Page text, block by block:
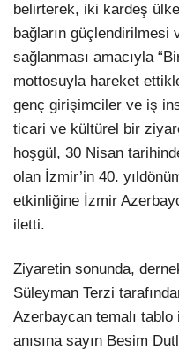
belirterek, iki kardeş
bağların
sağlanması amacıyla
mottosuyla hareket
genç girişimciler ve iş
ticari ve kültürel bir
hoşgül, 30 Nisan
olan İzmir’in 40.
etkinliğine İzmir
iletti.
Ziyaretin sonunda,
Süleyman Terzi
Azerbaycan temalı
anısına sayın Besim